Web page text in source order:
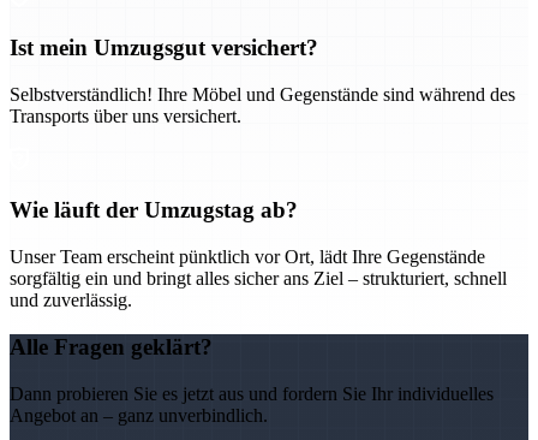
Ist mein Umzugsgut versichert?
Selbstverständlich! Ihre Möbel und Gegenstände sind während des
Transports über uns versichert.
Wie läuft der Umzugstag ab?
Unser Team erscheint pünktlich vor Ort, lädt Ihre Gegenstände
sorgfältig ein und bringt alles sicher ans Ziel – strukturiert, schnell
und zuverlässig.
Alle Fragen geklärt?
Dann probieren Sie es jetzt aus und fordern Sie Ihr individuelles
Angebot an – ganz unverbindlich.